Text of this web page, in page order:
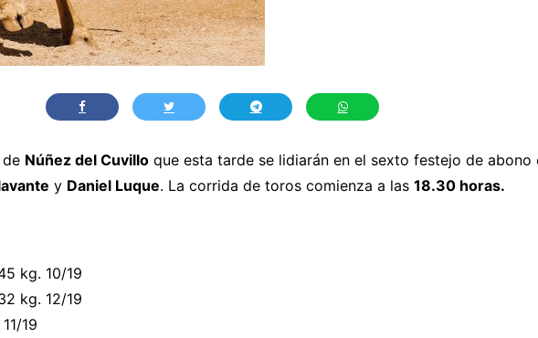
Núñez del Cuvillo que esta tarde se lidiarán en el sexto festejo de abono
y Daniel Luque. La corrida de toros comienza a las 18.30 horas.
kg. 10/19
kg. 12/19
19